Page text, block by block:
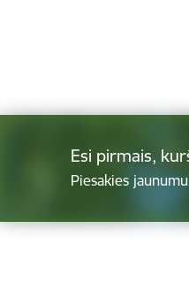
Esi pirmais,
Piesakies